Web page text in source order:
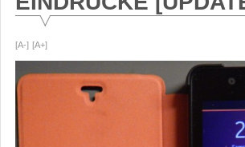
Kirchen
[A-] [A+]